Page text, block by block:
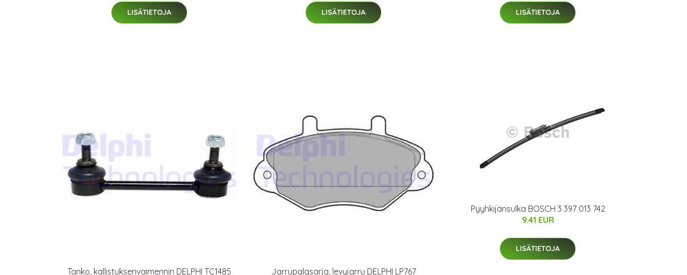
LISÄTIETOJA LISÄTIETOJA LISÄTIETOJA
Tanko, kallistuksenvaimennin DELPHI TC1485
Jarrupalasarja, levyjarru DELPHI LP767
Pyyhkijänsulka BOSCH 3 397 013 742
9.41 EUR
LISÄTIETOJA